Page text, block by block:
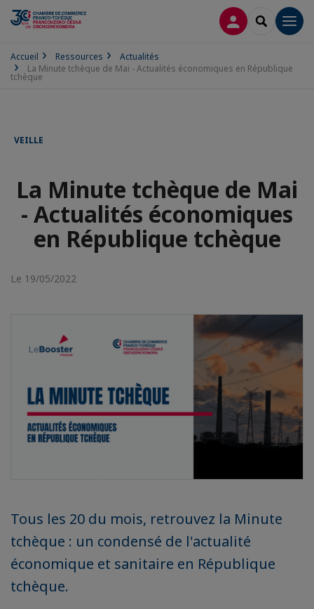
CONNEXION
Accueil Ressources
Actualités
La Minute tchèque de Mai - Actualités économiques en République
tchèque
VEILLE
La Minute tchèque de Mai
- Actualités économiques
en République tchèque
Le 19/05/2022
Tous les 20 du mois, retrouvez la Minute
tchèque : un condensé de l'actualité
économique et sanitaire en République
tchèque.